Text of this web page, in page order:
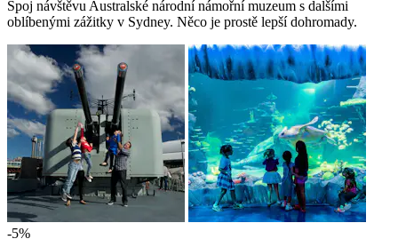
Spoj návštěvu Australské národní námořní muzeum s dalšími
oblíbenými zážitky v Sydney. Něco je prostě lepší dohromady.
-5%